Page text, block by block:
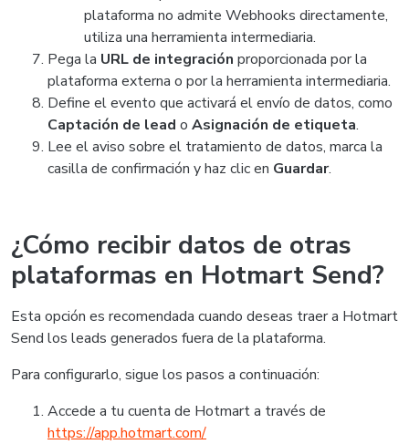
plataforma no admite Webhooks directamente,
utiliza una herramienta intermediaria.
Pega la URL de integración proporcionada por la
plataforma externa o por la herramienta intermediaria.
Define el evento que activará el envío de datos, como
Captación de lead o Asignación de etiqueta.
Lee el aviso sobre el tratamiento de datos, marca la
casilla de confirmación y haz clic en Guardar.
¿Cómo recibir datos de otras
plataformas en Hotmart Send?
Esta opción es recomendada cuando deseas traer a Hotmart
Send los leads generados fuera de la plataforma.
Para configurarlo, sigue los pasos a continuación:
Accede a tu cuenta de Hotmart a través de
https://app.hotmart.com/